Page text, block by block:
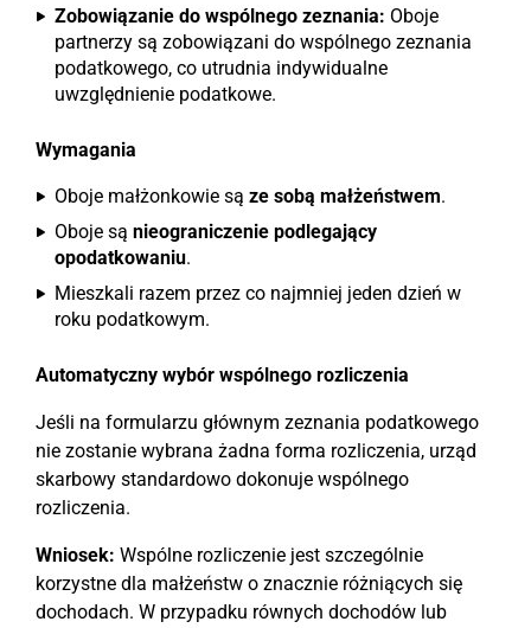
Zobowiązanie do wspólnego zeznania: Oboje
partnerzy są zobowiązani do wspólnego zeznania
podatkowego, co utrudnia indywidualne
uwzględnienie podatkowe.
Wymagania
Oboje małżonkowie są ze sobą małżeństwem.
Oboje są nieograniczenie podlegający
opodatkowaniu.
Mieszkali razem przez co najmniej jeden dzień w
roku podatkowym.
Automatyczny wybór wspólnego rozliczenia
Jeśli na formularzu głównym zeznania podatkowego
nie zostanie wybrana żadna forma rozliczenia, urząd
skarbowy standardowo dokonuje wspólnego
rozliczenia.
Wniosek: Wspólne rozliczenie jest szczególnie
korzystne dla małżeństw o znacznie różniących się
dochodach. W przypadku równych dochodów lub